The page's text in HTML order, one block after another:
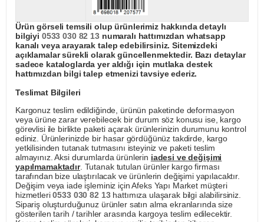
Ürün görseli temsili olup ürünlerimiz hakkında detaylı
bilgiyi 0533 030 82 13numaralı hattımızdan whatsapp
kanalı veya arayarak talep edebilirsiniz. Sitemizdeki
açıklamalar sürekli olarak güncellenmektedir. Bazı detaylar
sadece kataloglarda yer aldığı için mutlaka destek
hattımızdan bilgi talep etmenizi tavsiye ederiz.
Teslimat Bilgileri
Kargonuz teslim edildiğinde, ürünün paketinde deformasyon
veya ürüne zarar verebilecek bir durum söz konusu ise, kargo
görevlisi ile birlikte paketi açarak ürünlerinizin durumunu kontrol
ediniz. Ürünlerinizde bir hasar gördüğünüz takdirde, kargo
yetkilisinden tutanak tutmasını isteyiniz ve paketi teslim
almayınız. Aksi durumlarda ürünlerin iadesi ve değişimi
yapılmamaktadır. Tutanak tutulan ürünler kargo firması
tarafından bize ulaştırılacak ve ürünlerin değişimi yapılacaktır.
Değişim veya iade işleminiz için Afeks Yapı Market müşteri
hizmetleri0533 030 82 13hattımıza ulaşarak bilgi alabilirsiniz.
Sipariş oluşturduğunuz ürünler satın alma ekranlarında size
gösterilen tarih / tarihler arasında kargoya teslim edilecektir.